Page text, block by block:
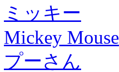
ミッキー
Mickey Mouse
プーさん